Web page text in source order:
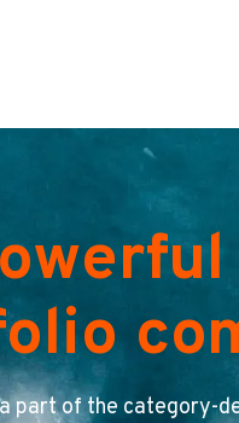
part of the category-